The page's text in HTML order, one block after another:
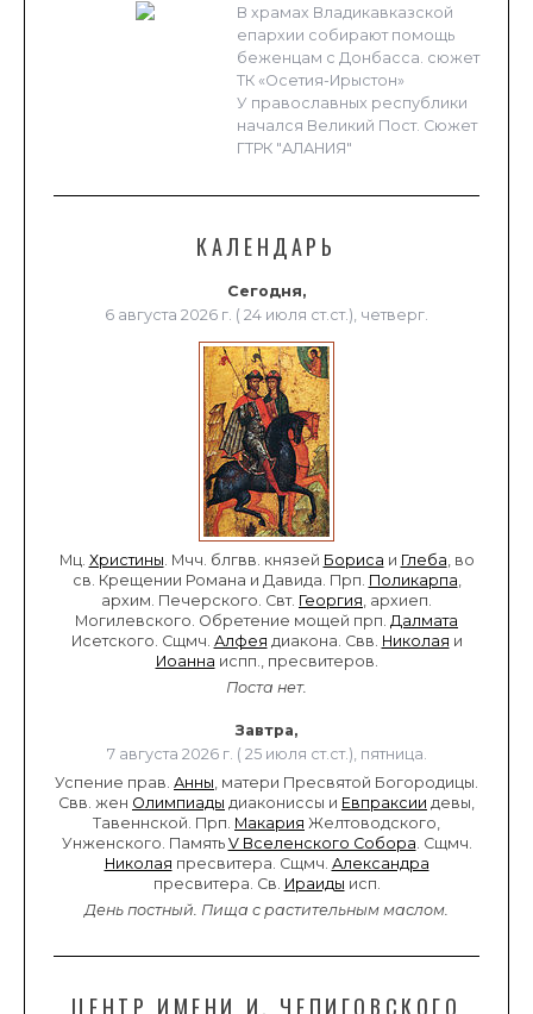
В храмах Владикавказской
епархии собирают помощь
беженцам с Донбасса. сюжет
ТК «Осетия-Ирыстон»
У православных республики
начался Великий Пост. Сюжет
ГТРК "АЛАНИЯ"
КАЛЕНДАРЬ
Сегодня,
6 августа 2026 г. ( 24 июля ст.ст.), четверг.
Мц. Христины . Мчч. блгвв. князей Бориса и Глеба , во
св. Крещении Романа и Давида. Прп. Поликарпа
архим. Печерского. Свт. Георгия , архиеп.
Могилевского. Обретение мощей прп. Далмата
Исетского. Сщмч. Алфея диакона. Свв. Николая и
Иоанна испп., пресвитеров.
Поста нет.
Завтра,
7 августа 2026 г. ( 25 июля ст.ст.), пятница.
Успение прав. Анны , матери Пресвятой Богородицы.
Свв. жен Олимпиады диакониссы и Евпраксии девы,
Тавеннской. Прп. Макария Желтоводского,
Унженского. Память V Вселенского Собора . Сщмч.
Николая пресвитера. Сщмч. Александра
пресвитера. Св. Ираиды исп.
День постный. Пища с растительным маслом.
ЦЕНТР ИМЕНИ И. ЧЕПИГОВСКОГО